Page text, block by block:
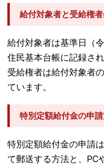
給付対象者と受給権者
給付対象者は基準日（
住民基本台帳に記録さ
受給権者は給付対象者
ています。
特別定額給付金の申請
特別定額給付金の申請
て郵送する方法と、PC